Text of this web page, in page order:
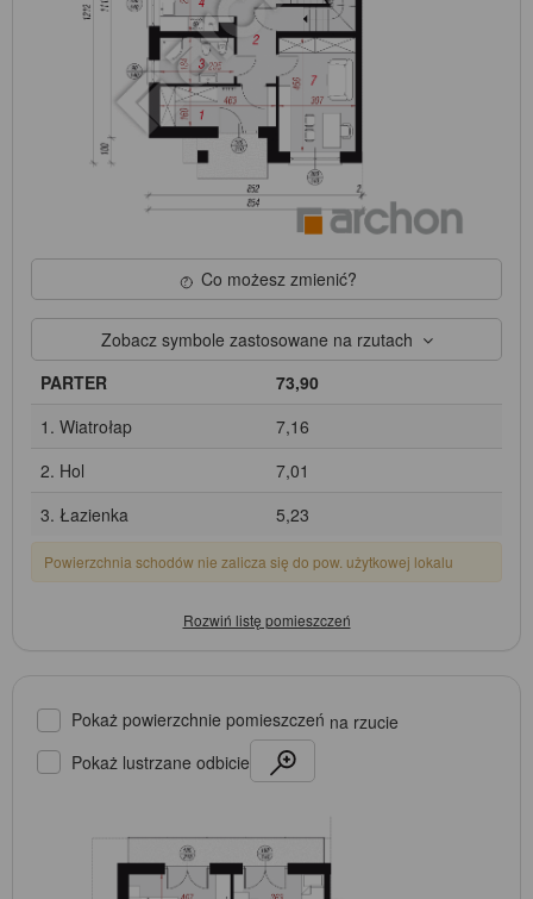
Co możesz zmienić?
Zobacz symbole zastosowane na rzutach
PARTER
73,90
1. Wiatrołap
7,16
2. Hol
7,01
3. Łazienka
5,23
Powierzchnia schodów nie zalicza się do pow. użytkowej lokalu
Pokaż powierzchnie pomieszczeń na rzucie
Pokaż lustrzane odbicie